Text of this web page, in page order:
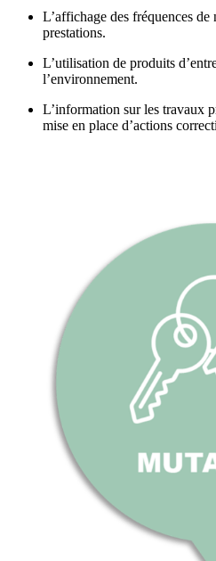
L’affichage des fréquences
prestations.
L’utilisation de produits
l’environnement.
L’information sur les travaux
mise en place d’actions